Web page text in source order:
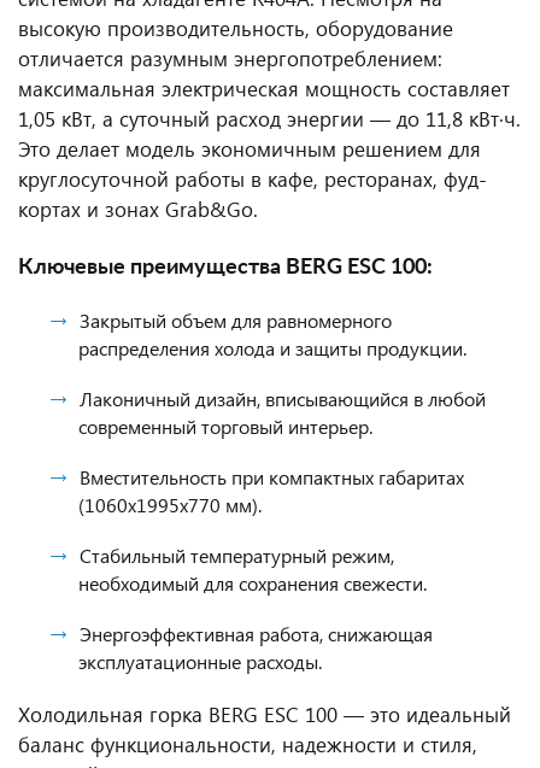
высокую производительность, оборудование
отличается разумным энергопотреблением:
максимальная электрическая мощность составляет
1,05 кВт, а суточный расход энергии — до 11,8 кВт·ч.
Это делает модель экономичным решением для
круглосуточной работы в кафе, ресторанах, фуд-
кортах и зонах Grab&Go.
Ключевые преимущества BERG ESC 100:
Закрытый объем для равномерного
распределения холода и защиты продукции.
Лаконичный дизайн, вписывающийся в любой
современный торговый интерьер.
Вместительность при компактных габаритах
(1060x1995x770 мм).
Стабильный температурный режим,
необходимый для сохранения свежести.
Энергоэффективная работа, снижающая
эксплуатационные расходы.
Холодильная горка BERG ESC 100 — это идеальный
баланс функциональности, надежности и стиля,